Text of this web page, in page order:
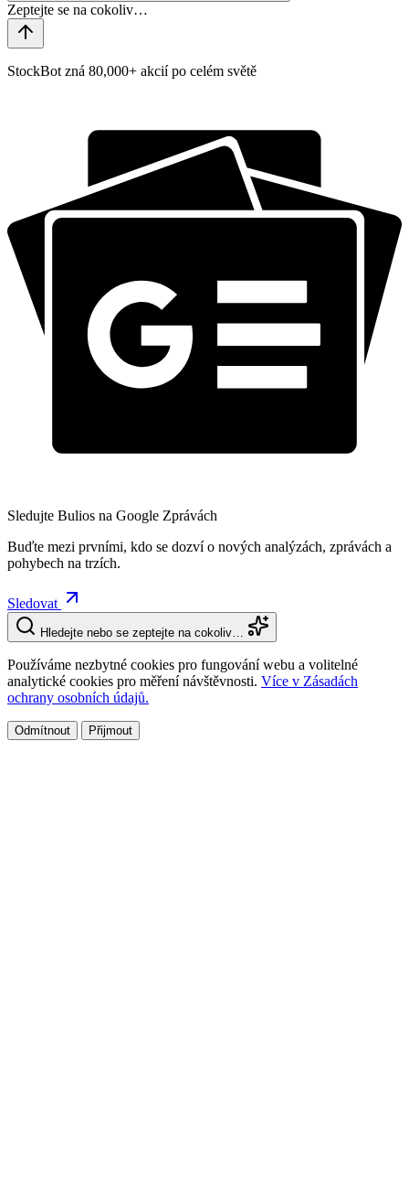
StockBot zná 80,000+ akcií po celém světě
Sledujte Bulios na Google Zprávách
Buďte mezi prvními, kdo se dozví o nových analýzách, zprávách a
pohybech na trzích.
Sledovat
Hledejte nebo se zeptejte na cokoliv…
Používáme nezbytné cookies pro fungování webu a volitelné
analytické cookies pro měření návštěvnosti. Více v Zásadách
ochrany osobních údajů.
Odmítnout Přijmout